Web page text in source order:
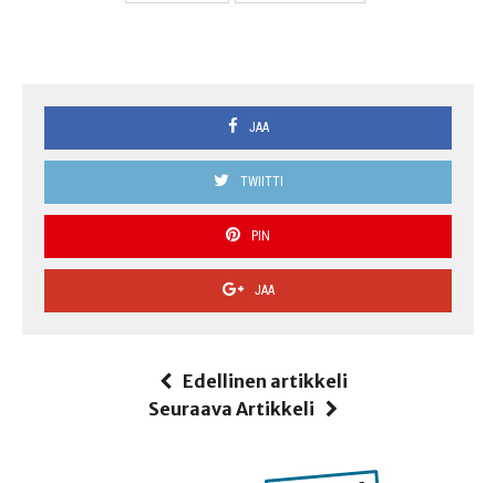
JAA
TWIITTI
PIN
JAA
Edellinen artikkeli
Seuraava Artikkeli